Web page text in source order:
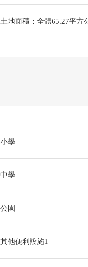
土地面積：全體65.27平方
小學
中學
公園
其他便利設施1